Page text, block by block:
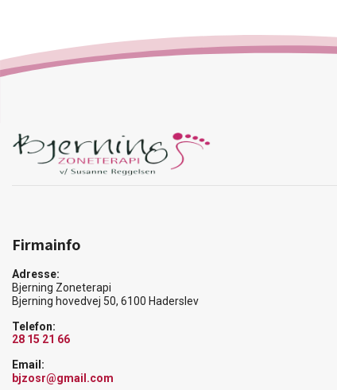
Firmainfo
Adresse:
Bjerning Zoneterapi
Bjerning hovedvej 50, 6100 Haderslev
Telefon:
28 15 21 66
Email:
bjzosr@gmail.com